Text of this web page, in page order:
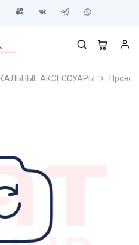
АКСЕССУАРЫ